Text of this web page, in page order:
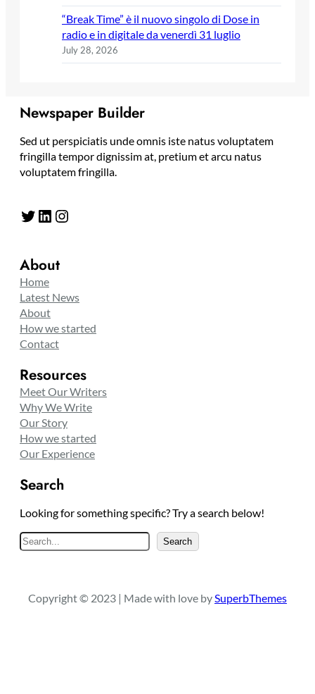
“Break Time” è il nuovo singolo di Dose in
radio e in digitale da venerdì 31 luglio
July 28, 2026
Newspaper Builder
Sed ut perspiciatis unde omnis iste natus voluptatem
fringilla tempor dignissim at, pretium et arcu natus
voluptatem fringilla.
Twitter LinkedIn Instagram
About
Home
Latest News
About
How we started
Contact
Resources
Meet Our Writers
Why We Write
Our Story
How we started
Our Experience
Search
Looking for something specific? Try a search below!
S
e
c
Search
Copyright © 2023 | Made with love by SuperbThemes